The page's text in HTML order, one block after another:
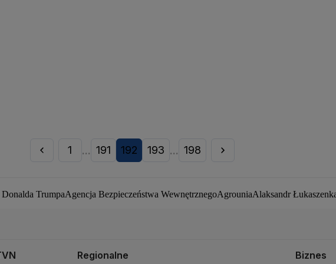
1 ... 191 192 193 ... 198
TrumpaAgencja Bezpieczeństwa WewnętrznegoAgrouniaAlaksandr
Kryptowaluty Krzysztof Bosak Lech WałęsaLewica
Regionalne Biznes